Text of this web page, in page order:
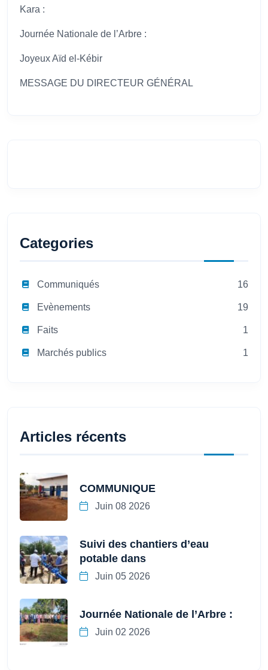
Kara :
Journée Nationale de l’Arbre :
Joyeux Aïd el-Kébir
MESSAGE DU DIRECTEUR GÉNÉRAL
Categories
Communiqués 16
Evènements 19
Faits 1
Marchés publics 1
Articles récents
COMMUNIQUE
Juin 08 2026
Suivi des chantiers d’eau
potable dans
Juin 05 2026
Journée Nationale de l’Arbre :
Juin 02 2026